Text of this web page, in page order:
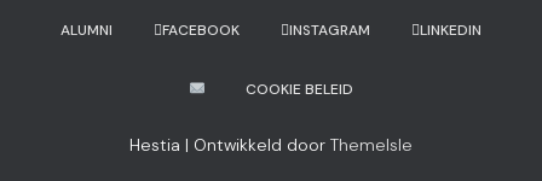
ALUMNI FACEBOOK INSTAGRAM LINKEDIN
COOKIE BELEID
Hestia | Ontwikkeld door ThemeIsle